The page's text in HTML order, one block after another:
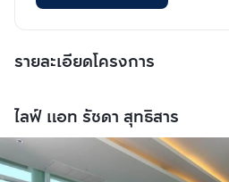
รายละเอียดโครงการ
ไลฟ์ แอท รัชดา สุทธิสาร